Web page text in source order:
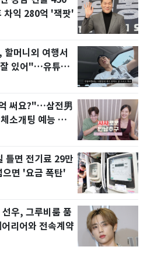
차익 280억 '잭팟'
머니외 여행서
있어"…유튜브
써요?"…삼전男
소개팅 예능 화
틀면 전기료 29만
면 '요금 폭탄'
우, 그루비룸 품
리어와 전속계약